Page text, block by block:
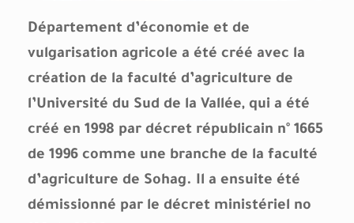
Département d’économie et de
vulgarisation agricole a été créé avec la
création de la faculté d’agriculture de
l’Université du Sud de la Vallée, qui a été
créé en 1998 par décret républicain n° 1665
de 1996 comme une branche de la faculté
d’agriculture de Sohag. Il a ensuite été
démissionné par le décret ministériel no